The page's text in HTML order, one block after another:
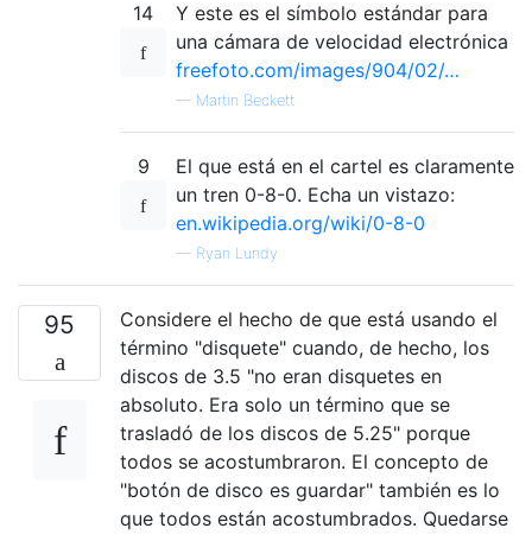
14
Y este es el símbolo estándar para
una cámara de velocidad electrónica
freefoto.com/images/904/02/…
— Martin Beckett
9
El que está en el cartel es claramente
un tren 0-8-0. Echa un vistazo:
en.wikipedia.org/wiki/0-8-0
— Ryan Lundy
95
Considere el hecho de que está usando el
término "disquete" cuando, de hecho, los
discos de 3.5 "no eran disquetes en
absoluto. Era solo un término que se
trasladó de los discos de 5.25" porque
todos se acostumbraron. El concepto de
"botón de disco es guardar" también es lo
que todos están acostumbrados. Quedarse